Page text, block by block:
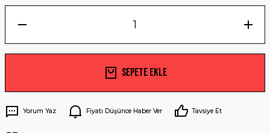
Sepete Ekle
Yorum Yaz Fiyatı Düşünce Haber Ver Tavsiye Et